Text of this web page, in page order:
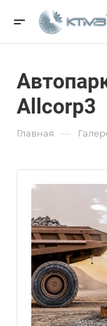
Allcorp3
Главная —